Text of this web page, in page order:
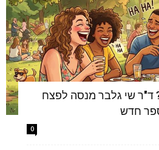
ד"ר שי גלבר מנסה לפצח
חדש
0